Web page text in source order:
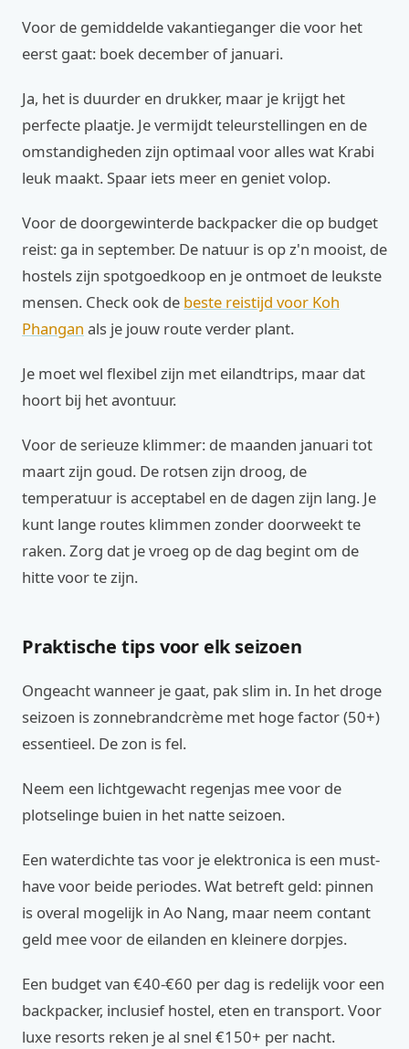
Voor de gemiddelde vakantieganger die voor het
eerst gaat: boek december of januari.
Ja, het is duurder en drukker, maar je krijgt het
perfecte plaatje. Je vermijdt teleurstellingen en de
omstandigheden zijn optimaal voor alles wat Krabi
leuk maakt. Spaar iets meer en geniet volop.
Voor de doorgewinterde backpacker die op budget
reist: ga in september. De natuur is op z'n mooist, de
hostels zijn spotgoedkoop en je ontmoet de leukste
mensen. Check ook de beste reistijd voor Koh
Phangan als je jouw route verder plant.
Je moet wel flexibel zijn met eilandtrips, maar dat
hoort bij het avontuur.
Voor de serieuze klimmer: de maanden januari tot
maart zijn goud. De rotsen zijn droog, de
temperatuur is acceptabel en de dagen zijn lang. Je
kunt lange routes klimmen zonder doorweekt te
raken. Zorg dat je vroeg op de dag begint om de
hitte voor te zijn.
Praktische tips voor elk seizoen
Ongeacht wanneer je gaat, pak slim in. In het droge
seizoen is zonnebrandcrème met hoge factor (50+)
essentieel. De zon is fel.
Neem een lichtgewacht regenjas mee voor de
plotselinge buien in het natte seizoen.
Een waterdichte tas voor je elektronica is een must-
have voor beide periodes. Wat betreft geld: pinnen
is overal mogelijk in Ao Nang, maar neem contant
geld mee voor de eilanden en kleinere dorpjes.
Een budget van €40-€60 per dag is redelijk voor een
backpacker, inclusief hostel, eten en transport. Voor
luxe resorts reken je al snel €150+ per nacht.